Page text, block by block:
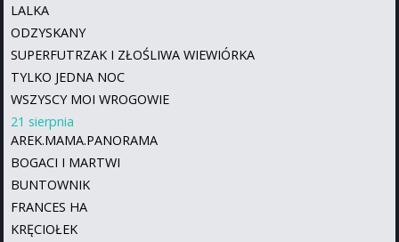
LALKA
ODZYSKANY
SUPERFUTRZAK I ZŁOŚLIWA WIEWIÓRKA
TYLKO JEDNA NOC
WSZYSCY MOI WROGOWIE
21 sierpnia
AREK.MAMA.PANORAMA
BOGACI I MARTWI
BUNTOWNIK
FRANCES HA
KRĘCIOŁEK